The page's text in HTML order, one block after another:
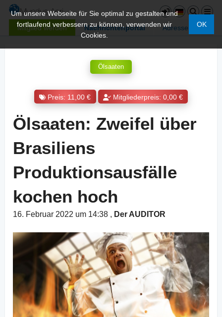
Mitglied werden Nachrichtenportal Adressen
Um unsere Webseite für Sie optimal zu gestalten und
fortlaufend verbessern zu können, verwenden wir
Cookies.
OK
Ölsaaten
Preis: 11,00 € Mitgliederpreis: 0,00 €
Ölsaaten: Zweifel über
Brasiliens
Produktionsausfälle
kochen hoch
16. Februar 2022 um 14:38 , Der AUDITOR